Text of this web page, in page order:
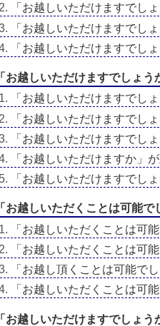
「お越しいただけますでし
「お越しいただけますでし
「お越しいただけますでし
「お越しいただけますでしょう
「お越しいただけますでし
「お越しいただけますでし
「お越しいただけますでし
「お越しいただけますか」
「お越しいただけますでし
「お越しいただくことは可能
「お越しいただくことは可
「お越しいただくことは可
「お越し頂くことは可能で
「お越しいただくことは可
「お越しいただけますでしょう